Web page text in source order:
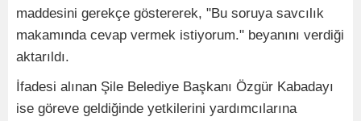
maddesini gerekçe göstererek, "Bu soruya savcılık
makamında cevap vermek istiyorum." beyanını verdiği
aktarıldı.
İfadesi alınan Şile Belediye Başkanı Özgür Kabadayı
ise göreve geldiğinde yetkilerini yardımcılarına